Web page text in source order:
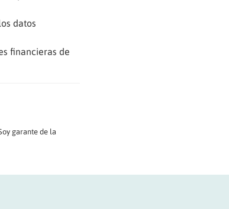
datos
financieras de
garante de la